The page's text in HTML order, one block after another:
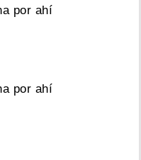
por ahí
por ahí